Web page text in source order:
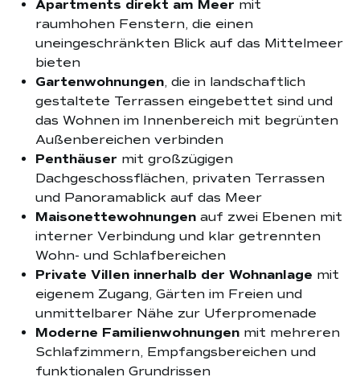
Apartments direkt am Meer mit
raumhohen Fenstern, die einen
uneingeschränkten Blick auf das Mittelmeer
bieten
Gartenwohnungen, die in landschaftlich
gestaltete Terrassen eingebettet sind und
das Wohnen im Innenbereich mit begrünten
Außenbereichen verbinden
Penthäuser mit großzügigen
Dachgeschossflächen, privaten Terrassen
und Panoramablick auf das Meer
Maisonettewohnungen auf zwei Ebenen mit
interner Verbindung und klar getrennten
Wohn- und Schlafbereichen
Private Villen innerhalb der Wohnanlage mit
eigenem Zugang, Gärten im Freien und
unmittelbarer Nähe zur Uferpromenade
Moderne Familienwohnungen mit mehreren
Schlafzimmern, Empfangsbereichen und
funktionalen Grundrissen